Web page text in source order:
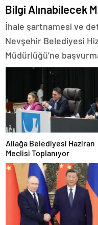
Bilgi Alınabilecek
İhale şartnamesi ve
Nevşehir Belediyesi
Müdürlüğü’ne
Aliağa Belediyesi Haziran
Meclisi Toplanıyor